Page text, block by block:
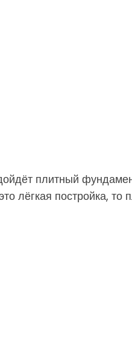
плитный
лёгкая постройка,